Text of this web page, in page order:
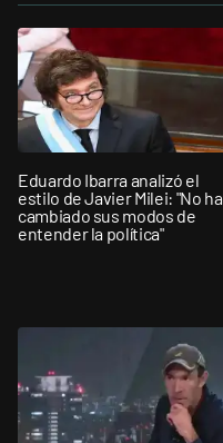
Eduardo Ibarra analizó el
estilo de Javier Milei: "No ha
cambiado sus modos de
entender la política"